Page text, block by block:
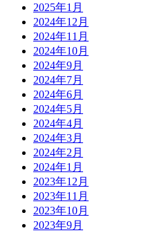
2025年1月
2024年12月
2024年11月
2024年10月
2024年9月
2024年7月
2024年6月
2024年5月
2024年4月
2024年3月
2024年2月
2024年1月
2023年12月
2023年11月
2023年10月
2023年9月